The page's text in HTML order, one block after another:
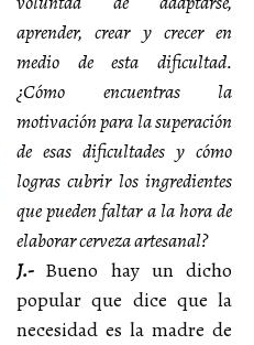
aprender, crear y crecer en
medio de esta dificultad.
¿Cómo encuentras la
motivación para la superación
de esas dificultades y cómo
logras cubrir los ingredientes
que pueden faltar a la hora de
elaborar cerveza artesanal?
J.- Bueno hay un dicho
popular que dice que la
necesidad es la madre de